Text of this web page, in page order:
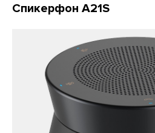
Спикерфон A21S